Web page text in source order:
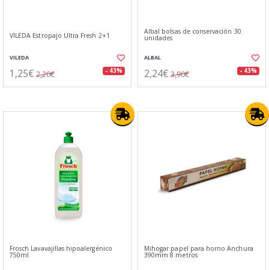
VILEDA Estropajo Ultra Fresh 2+1
VILEDA
1,25€ 2,20€ - 43%
Albal bolsas de conservación 30
unidades
ALBAL
2,24€ 3,90€ - 43%
Frosch Lavavajillas hipoalergénico
750ml
Mihogar papel para horno Anchura
390mm 8 metros